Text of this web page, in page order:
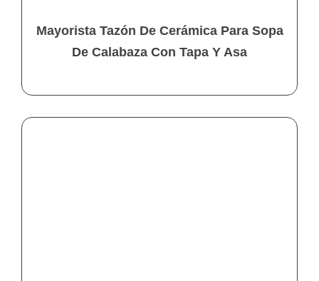
Mayorista Tazón De Cerámica Para Sopa
De Calabaza Con Tapa Y Asa